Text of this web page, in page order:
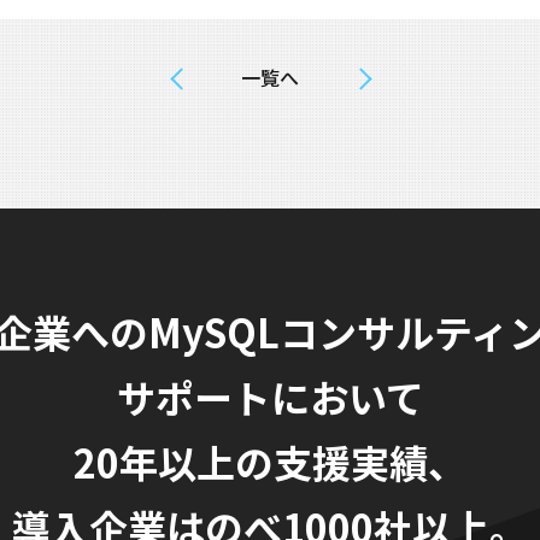
一覧へ
業へのMySQLコンサルティ
サポートにおいて
20年以上の支援実績、
導入企業はのべ1000社以上。